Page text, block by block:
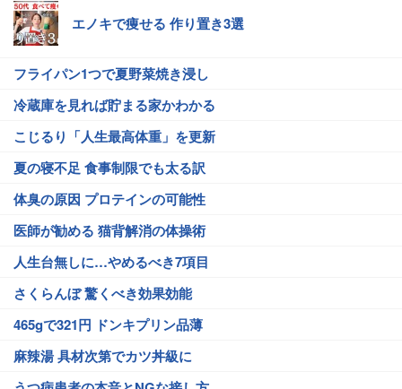
エノキで痩せる 作り置き3選
フライパン1つで夏野菜焼き浸し
冷蔵庫を見れば貯まる家かわかる
こじるり「人生最高体重」を更新
夏の寝不足 食事制限でも太る訳
体臭の原因 プロテインの可能性
医師が勧める 猫背解消の体操術
人生台無しに…やめるべき7項目
さくらんぼ 驚くべき効果効能
465gで321円 ドンキプリン品薄
麻辣湯 具材次第でカツ丼級に